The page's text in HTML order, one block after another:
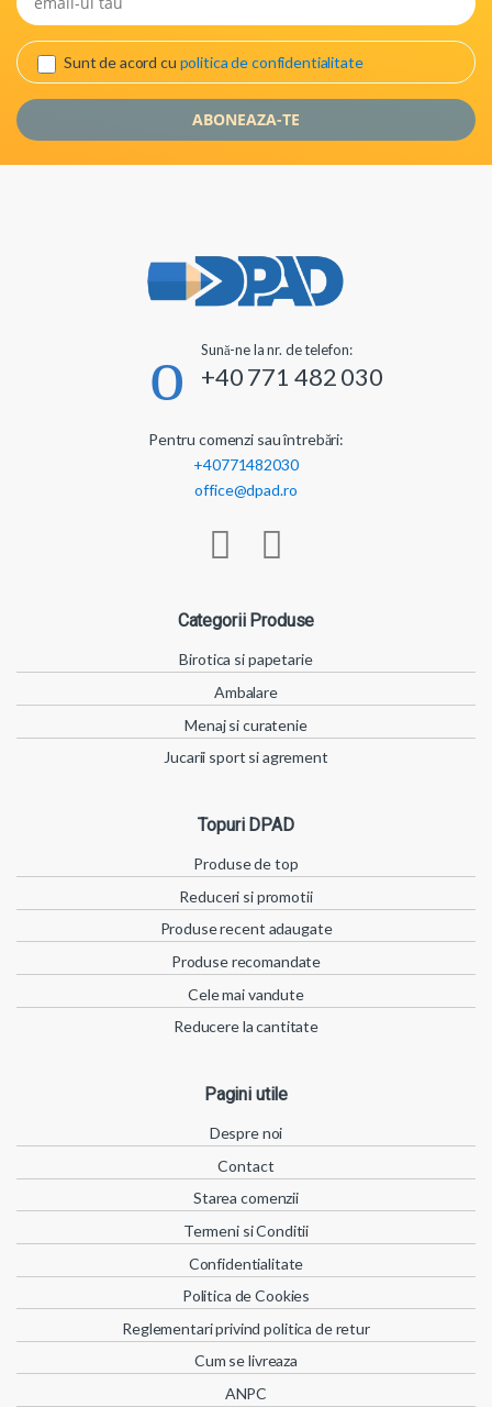
Sunt de acord cu politica de confidentialitate
Sună-ne la nr. de telefon:
+40 771 482 030
Pentru comenzi sau întrebări:
+40771482030
office@dpad.ro
Categorii Produse
Birotica si papetarie
Ambalare
Menaj si curatenie
Jucarii sport si agrement
Topuri DPAD
Produse de top
Reduceri si promotii
Produse recent adaugate
Produse recomandate
Cele mai vandute
Reducere la cantitate
Pagini utile
Despre noi
Contact
Starea comenzii
Termeni si Conditii
Confidentialitate
Politica de Cookies
Reglementari privind politica de retur
Cum se livreaza
ANPC